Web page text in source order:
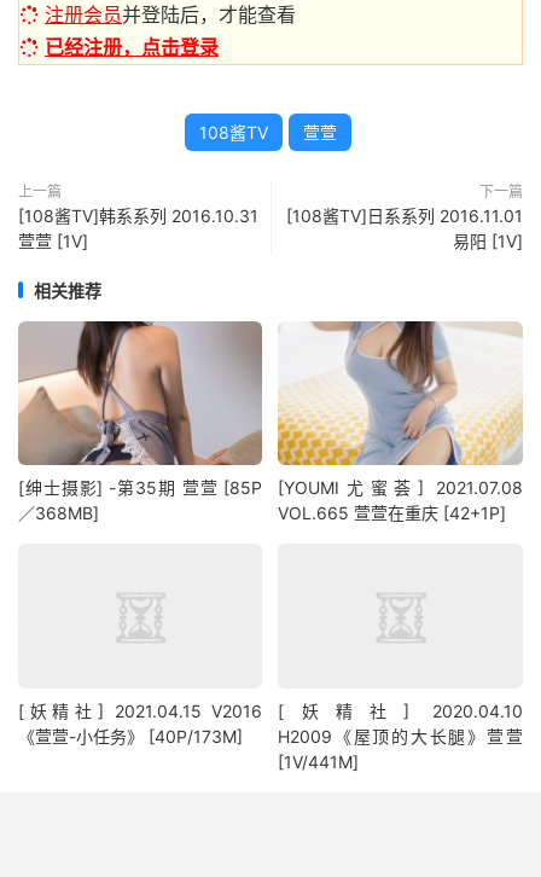
注册会员并登陆后，才能查看
已经注册，点击登录
108酱TV 萱萱
上一篇
[108酱TV]韩系系列 2016.10.31
萱萱 [1V]
下一篇
[108酱TV]日系系列 2016.11.01
易阳 [1V]
相关推荐
[绅士摄影] -第35期 萱萱 [85P
／368MB]
[YOUMI尤蜜荟] 2021.07.08
VOL.665 萱萱在重庆 [42+1P]
[妖精社] 2021.04.15 V2016
《萱萱-小任务》 [40P/173M]
[妖精社] 2020.04.10
H2009《屋顶的大长腿》萱萱
[1V/441M]